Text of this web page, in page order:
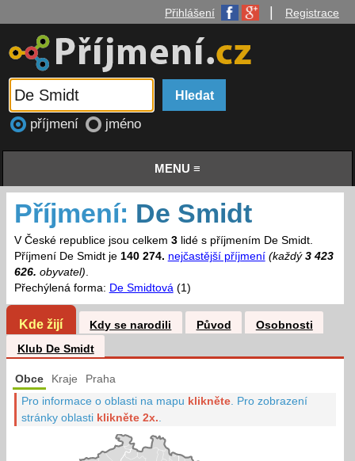
Přihlášení Registrace
příjmení jméno
MENU ≡
Příjmení: De Smidt
V České republice jsou celkem 3lidé s příjmením De Smidt.
Příjmení De Smidt je 140 274. nejčastější příjmení (každý 3 423
626. obyvatel).
Přechýlená forma: De Smidtová(1)
Kde žijí Kdy se narodili Původ
Osobnosti
Klub De Smidt
Obce Kraje Praha
Pro informace o oblasti na mapu klikněte Pro zobrazení
stránky oblasti klikněte 2x.